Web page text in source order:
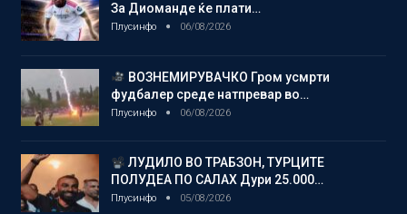
За Диоманде ќе плати…
Плусинфо 06/08/2026
ВОЗНЕМИРУВАЧКО Гром усмрти
фудбалер среде натпревар во…
Плусинфо 06/08/2026
ЛУДИЛО ВО ТРАБЗОН, ТУРЦИТЕ
ПОЛУДЕА ПО САЛАХ Дури 25.000…
Плусинфо 05/08/2026